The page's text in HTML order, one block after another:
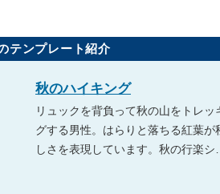
テンプレート紹介
秋のハイキング
リュックを背負って秋の山をトレッ
グする男性。はらりと落ちる紅葉が
しさを表現しています。秋の行楽シ…